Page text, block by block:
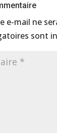
e-mail ne
sont